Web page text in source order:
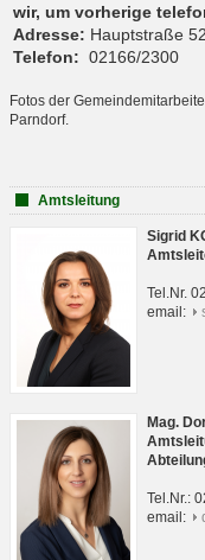
wir, um vorherige
Adresse: Hauptstraße
Telefon: 02166/2300
Fotos der
Parndorf.
Amtsleitung
Sigrid
Tel.Nr.
email:
Mag.
Tel.Nr.:
email: